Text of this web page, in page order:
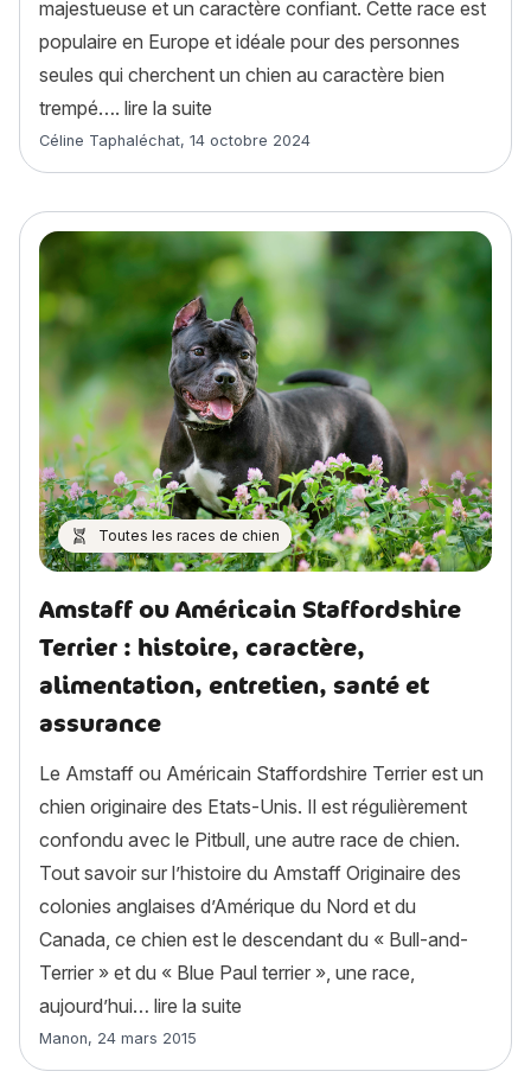
majestueuse et un caractère confiant. Cette race est
populaire en Europe et idéale pour des personnes
seules qui cherchent un chien au caractère bien
trempé…. lire la suite
Article rédigé par
Céline Taphaléchat, 14 octobre 2024
Toutes les races de chien
Amstaff ou Américain Staffordshire
Terrier : histoire, caractère,
alimentation, entretien, santé et
assurance
Le Amstaff ou Américain Staffordshire Terrier est un
chien originaire des Etats-Unis. Il est régulièrement
confondu avec le Pitbull, une autre race de chien.
Tout savoir sur l’histoire du Amstaff Originaire des
colonies anglaises d’Amérique du Nord et du
Canada, ce chien est le descendant du « Bull-and-
Terrier » et du « Blue Paul terrier », une race,
aujourd’hui… lire la suite
Article rédigé par
Manon, 24 mars 2015